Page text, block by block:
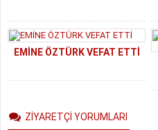
EMİNE ÖZTÜRK VEFAT ETTİ
ZİYARETÇİ YORUMLARI